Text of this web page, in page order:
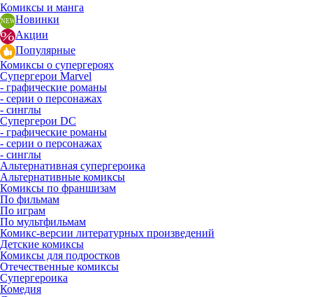
Комиксы и манга
Новинки
Акции
Популярные
Комиксы о супергероях
Супергерои Marvel
- графические романы
- серии о персонажах
- синглы
Супергерои DC
- графические романы
- серии о персонажах
- синглы
Альтернативная супергероика
Альтернативные комиксы
Комиксы по франшизам
По фильмам
По играм
По мультфильмам
Комикс-версии литературных произведений
Детские комиксы
Комиксы для подростков
Отечественные комиксы
Супергероика
Комедия